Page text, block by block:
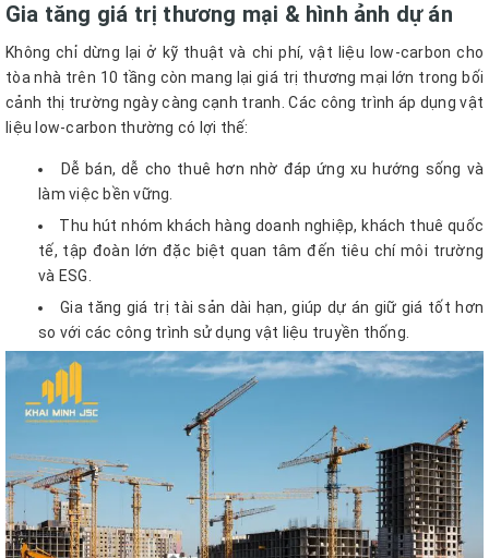
Gia tăng giá trị thương mại & hình ảnh dự án
Không chỉ dừng lại ở kỹ thuật và chi phí, vật liệu low-carbon cho
tòa nhà trên 10 tầng còn mang lại giá trị thương mại lớn trong bối
cảnh thị trường ngày càng cạnh tranh. Các công trình áp dụng vật
liệu low-carbon thường có lợi thế:
Dễ bán, dễ cho thuê hơn nhờ đáp ứng xu hướng sống và
làm việc bền vững.
Thu hút nhóm khách hàng doanh nghiệp, khách thuê quốc
tế, tập đoàn lớn đặc biệt quan tâm đến tiêu chí môi trường
và ESG.
Gia tăng giá trị tài sản dài hạn, giúp dự án giữ giá tốt hơn
so với các công trình sử dụng vật liệu truyền thống.